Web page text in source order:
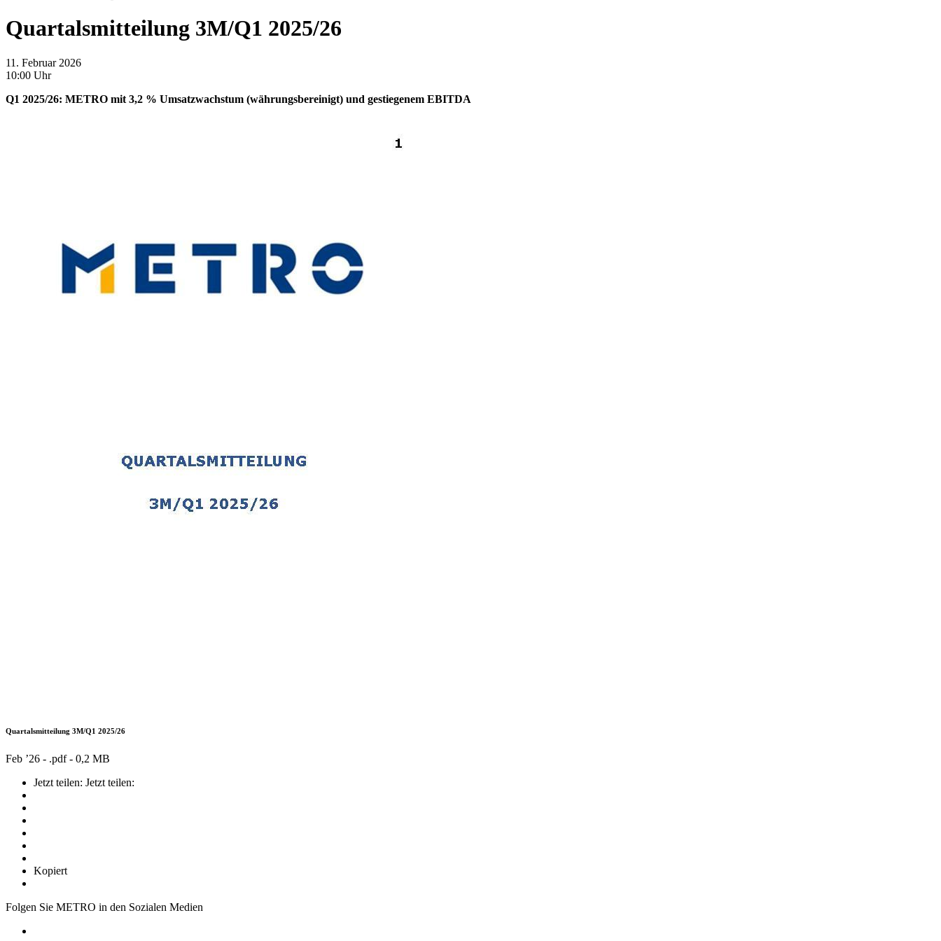
Quartalsmitteilung 3M/Q1 2025/26
11. Februar 2026
10:00 Uhr
Q1 2025/26: METRO mit 3,2 % Umsatzwachstum (währungsbereinigt) und gestiegenem EBITDA
Quartalsmitteilung 3M/Q1 2025/26
Feb ’26 - .pdf - 0,2 MB
Jetzt teilen: Jetzt teilen:
Kopiert
Folgen Sie METRO in den Sozialen Medien